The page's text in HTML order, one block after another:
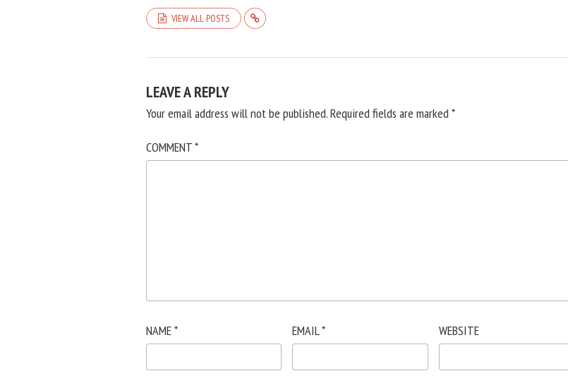
VIEW ALL POSTS
LEAVE A REPLY
Your email address will not be published.Required fields are marked*
COMMENT*
NAME* EMAIL* WEBSITE